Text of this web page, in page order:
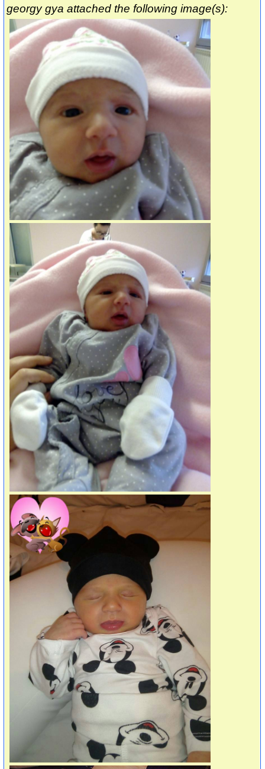
georgy gya attached the following image(s):